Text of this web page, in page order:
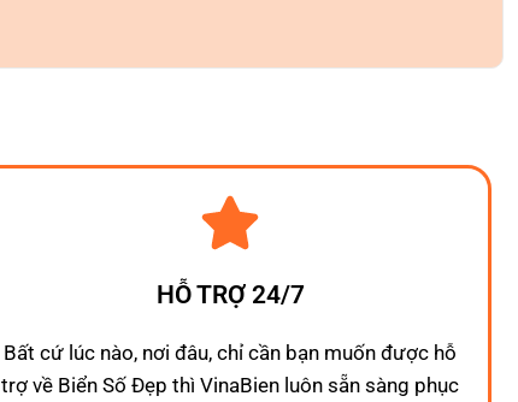
HỖ TRỢ 24/7
Bất cứ lúc nào, nơi đâu, chỉ cần bạn muốn được hỗ
trợ về Biển Số Đẹp thì VinaBien luôn sẵn sàng phục